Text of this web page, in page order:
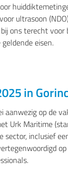
ultrasoon
ons terecht voor
eisen.
DUW EN
in
op de
Urk Maritime
sector, inclusief